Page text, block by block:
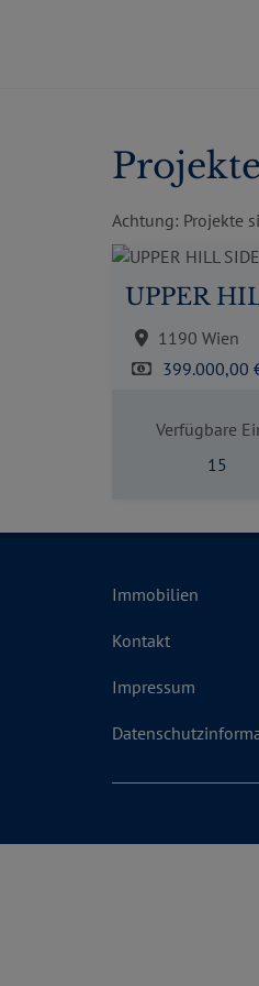
Projekte
Achtung: Projekte
1190 Wien
399.000,00
Verfügbare
15
Immobilien
Kontakt
Impressum